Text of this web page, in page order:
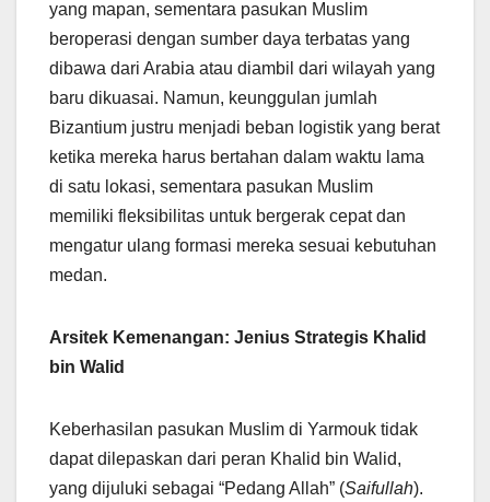
yang mapan, sementara pasukan Muslim
beroperasi dengan sumber daya terbatas yang
dibawa dari Arabia atau diambil dari wilayah yang
baru dikuasai. Namun, keunggulan jumlah
Bizantium justru menjadi beban logistik yang berat
ketika mereka harus bertahan dalam waktu lama
di satu lokasi, sementara pasukan Muslim
memiliki fleksibilitas untuk bergerak cepat dan
mengatur ulang formasi mereka sesuai kebutuhan
medan.
Arsitek Kemenangan: Jenius Strategis Khalid
bin Walid
Keberhasilan pasukan Muslim di Yarmouk tidak
dapat dilepaskan dari peran Khalid bin Walid,
yang dijuluki sebagai “Pedang Allah” (Saifullah).